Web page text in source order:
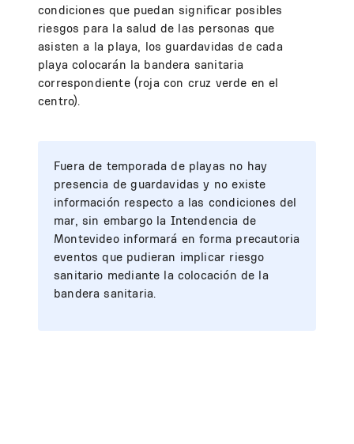
condiciones que puedan significar posibles
riesgos para la salud de las personas que
asisten a la playa, los guardavidas de cada
playa colocarán la bandera sanitaria
correspondiente (roja con cruz verde en el
centro).
Fuera de temporada de playas no hay
presencia de guardavidas y no existe
información respecto a las condiciones del
mar, sin embargo la Intendencia de
Montevideo informará en forma precautoria
eventos que pudieran implicar riesgo
sanitario mediante la colocación de la
bandera sanitaria.